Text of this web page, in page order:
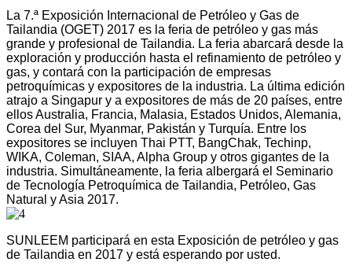
La 7.ª Exposición Internacional de Petróleo y Gas de
Tailandia (OGET) 2017 es la feria de petróleo y gas más
grande y profesional de Tailandia. La feria abarcará desde la
exploración y producción hasta el refinamiento de petróleo y
gas, y contará con la participación de empresas
petroquímicas y expositores de la industria. La última edición
atrajo a Singapur y a expositores de más de 20 países, entre
ellos Australia, Francia, Malasia, Estados Unidos, Alemania,
Corea del Sur, Myanmar, Pakistán y Turquía. Entre los
expositores se incluyen Thai PTT, BangChak, Techinp,
WIKA, Coleman, SIAA, Alpha Group y otros gigantes de la
industria. Simultáneamente, la feria albergará el Seminario
de Tecnología Petroquímica de Tailandia, Petróleo, Gas
Natural y Asia 2017.
SUNLEEM participará en esta Exposición de petróleo y gas
de Tailandia en 2017 y está esperando por usted.